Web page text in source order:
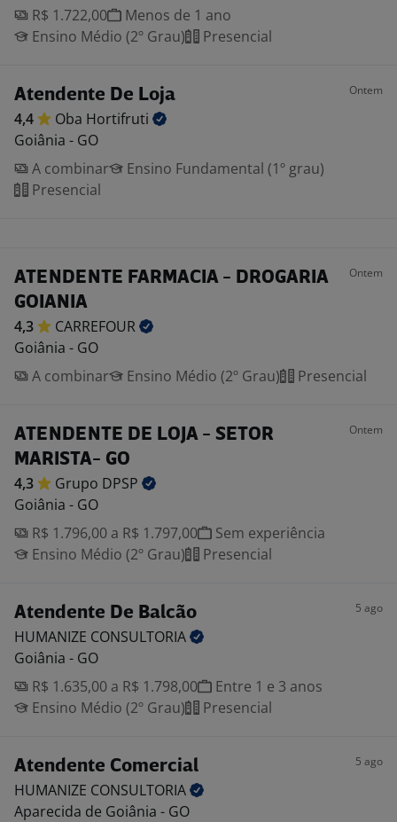
R$ 1.722,00
Menos de 1 ano
Ensino Médio (2º Grau)
Presencial
Atendente De Loja Ontem
4,4 Oba Hortifruti
Goiânia - GO
A combinar
Ensino Fundamental (1º grau)
Presencial
ATENDENTE FARMACIA - DROGARIA
GOIANIA
Ontem
4,3
CARREFOUR
Goiânia - GO
A combinar
Ensino Médio (2º Grau) Presencial
ATENDENTE DE LOJA - SETOR
MARISTA- GO
Ontem
4,3 Grupo DPSP
Goiânia - GO
R$ 1.796,00 a R$ 1.797,00
Sem experiência
Ensino Médio (2º Grau)
Presencial
Atendente De Balcão 5 ago
HUMANIZE CONSULTORIA
Goiânia - GO
R$ 1.635,00 a R$ 1.798,00
Entre 1 e 3 anos
Ensino Médio (2º Grau)
Presencial
Atendente Comercial 5 ago
HUMANIZE CONSULTORIA
Aparecida de Goiânia - GO